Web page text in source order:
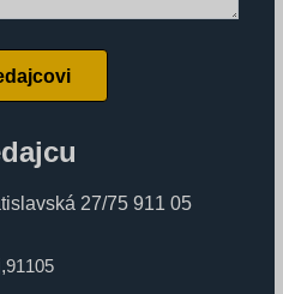
27/75 911 05
,91105